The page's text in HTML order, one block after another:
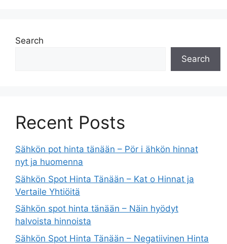
Search
Search
Recent Posts
Sähkön pot hinta tänään – Pör i ähkön hinnat
nyt ja huomenna
Sähkön Spot Hinta Tänään – Kat o Hinnat ja
Vertaile Yhtiöitä
Sähkön spot hinta tänään – Näin hyödyt
halvoista hinnoista
Sähkön Spot Hinta Tänään – Negatiivinen Hinta